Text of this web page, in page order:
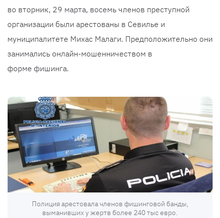
во вторник, 29 марта, восемь членов преступной
организации были арестованы в Севилье и
муниципалитете Михас Малаги. Предположительно они
занимались онлайн-мошенничеством в
форме фишинга.
Полиция арестовала членов фишинговой банды,
выманивших у жертв более 240 тыс евро.